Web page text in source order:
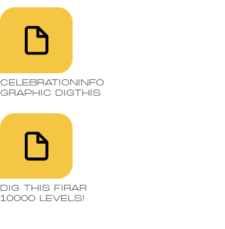
CELEBRATIONINFO
GRAPHIC DIGTHIS
DIG THIS FIRAR
10000 LEVELS!